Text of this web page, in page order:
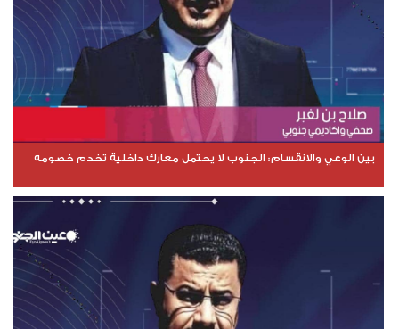
بين الوعي والانقسام: الجنوب لا يحتمل معارك داخلية تخدم خصومه